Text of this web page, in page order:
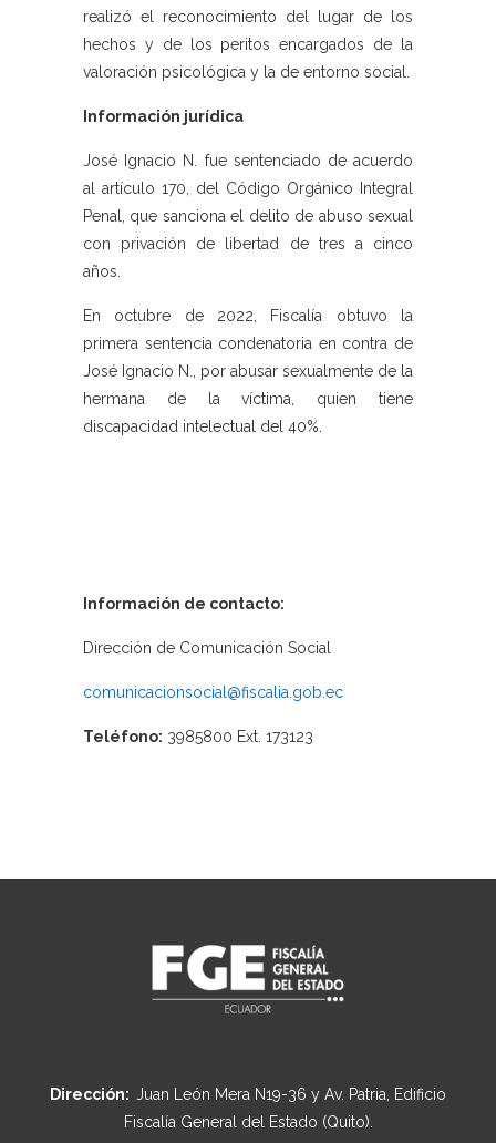
realizó el reconocimiento del lugar de los
hechos y de los peritos encargados de la
valoración psicológica y la de entorno social.
Información jurídica
José Ignacio N. fue sentenciado de acuerdo
al artículo 170, del Código Orgánico Integral
Penal, que sanciona el delito de abuso sexual
con privación de libertad de tres a cinco
años.
En octubre de 2022, Fiscalía obtuvo la
primera sentencia condenatoria en contra de
José Ignacio N., por abusar sexualmente de la
hermana de la víctima, quien tiene
discapacidad intelectual del 40%.
Información de contacto:
Dirección de Comunicación Social
comunicacionsocial@fiscalia.gob.ec
Teléfono: 3985800 Ext. 173123
Dirección: Juan León Mera N19-36 y Av. Patria, Edificio
Fiscalía General del Estado (Quito).